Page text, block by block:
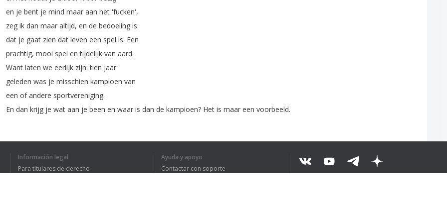
en je bent je mind maar aan het 'fucken',
zeg ik dan maar altijd, en de bedoeling is
dat je gaat zien dat leven een spel is. Een
prachtig, mooi spel en tijdelijk van aard.
Want laten we eerlijk zijn:tien jaar
geleden was je misschien kampioen van
een of andere sportvereniging.
En dan krijg je wat aan je been en waar is dan de kampioen? Het is maar een voorbeeld.
allerlei dingen,maar je gaat
Información legal
Para titulares de derecho
Ayuda y apoyo
Contactar con soporte